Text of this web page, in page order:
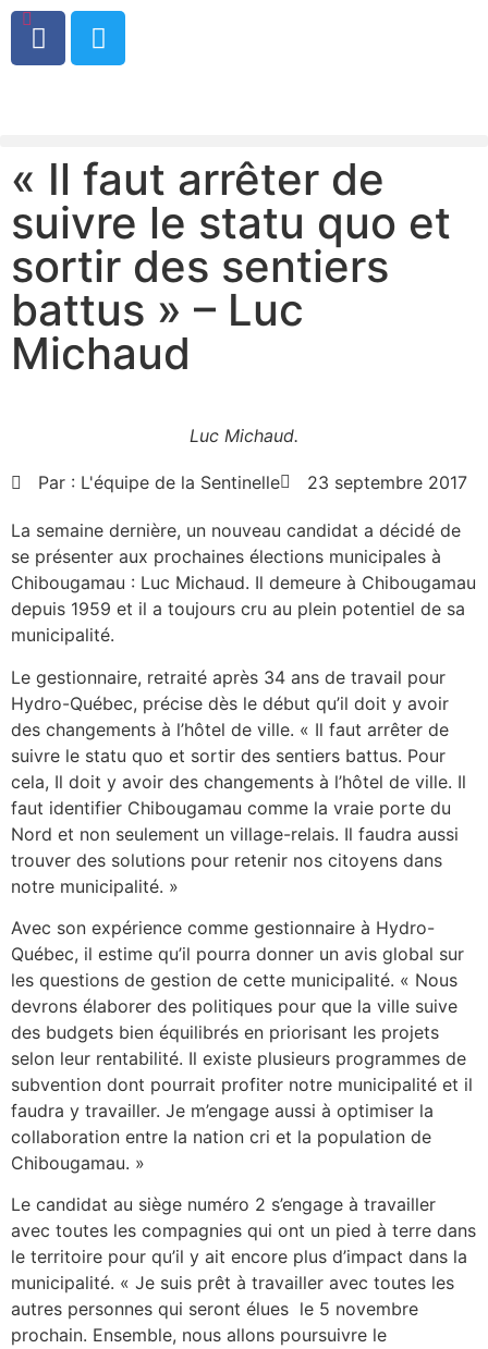
0
« Il faut arrêter de
suivre le statu quo et
sortir des sentiers
battus » – Luc
Michaud
Luc Michaud.
Par : L'équipe de la Sentinelle 23 septembre 2017
La semaine dernière, un nouveau candidat a décidé de
se présenter aux prochaines élections municipales à
Chibougamau : Luc Michaud. Il demeure à Chibougamau
depuis 1959 et il a toujours cru au plein potentiel de sa
municipalité.
Le gestionnaire, retraité après 34 ans de travail pour
Hydro-Québec, précise dès le début qu’il doit y avoir
des changements à l’hôtel de ville. « Il faut arrêter de
suivre le statu quo et sortir des sentiers battus. Pour
cela, Il doit y avoir des changements à l’hôtel de ville. Il
faut identifier Chibougamau comme la vraie porte du
Nord et non seulement un village-relais. Il faudra aussi
trouver des solutions pour retenir nos citoyens dans
notre municipalité. »
Avec son expérience comme gestionnaire à Hydro-
Québec, il estime qu’il pourra donner un avis global sur
les questions de gestion de cette municipalité. « Nous
devrons élaborer des politiques pour que la ville suive
des budgets bien équilibrés en priorisant les projets
selon leur rentabilité. Il existe plusieurs programmes de
subvention dont pourrait profiter notre municipalité et il
faudra y travailler. Je m’engage aussi à optimiser la
collaboration entre la nation cri et la population de
Chibougamau. »
Le candidat au siège numéro 2 s’engage à travailler
avec toutes les compagnies qui ont un pied à terre dans
le territoire pour qu’il y ait encore plus d’impact dans la
municipalité. « Je suis prêt à travailler avec toutes les
autres personnes qui seront élues le 5 novembre
prochain. Ensemble, nous allons poursuivre le